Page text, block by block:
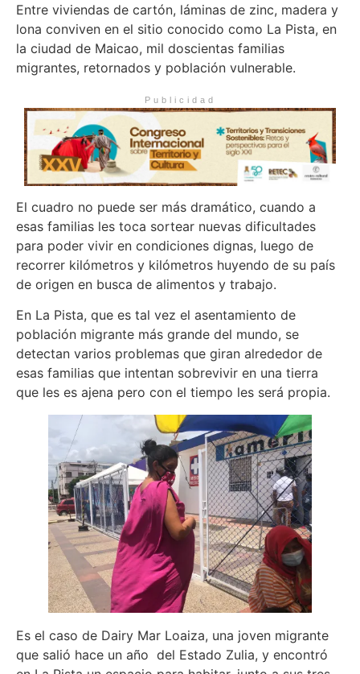
Entre viviendas de cartón, láminas de zinc, madera y
lona conviven en el sitio conocido como La Pista, en
la ciudad de Maicao, mil doscientas familias
migrantes, retornados y población vulnerable.
Publicidad
El cuadro no puede ser más dramático, cuando a
esas familias les toca sortear nuevas dificultades
para poder vivir en condiciones dignas, luego de
recorrer kilómetros y kilómetros huyendo de su país
de origen en busca de alimentos y trabajo.
En La Pista, que es tal vez el asentamiento de
población migrante más grande del mundo, se
detectan varios problemas que giran alrededor de
esas familias que intentan sobrevivir en una tierra
que les es ajena pero con el tiempo les será propia.
Es el caso de Dairy Mar Loaiza, una joven migrante
que salió hace un año del Estado Zulia, y encontró